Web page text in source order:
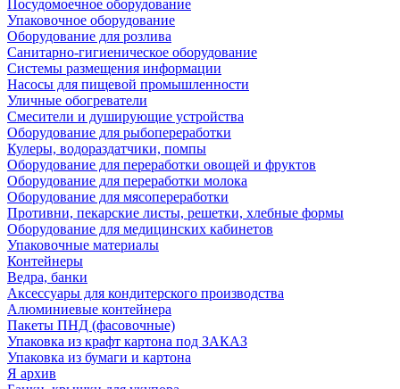
Посудомоечное оборудование
Упаковочное оборудование
Оборудование для розлива
Санитарно-гигиеническое оборудование
Системы размещения информации
Насосы для пищевой промышленности
Уличные обогреватели
Смесители и душирующие устройства
Оборудование для рыбопереработки
Кулеры, водораздатчики, помпы
Оборудование для переработки овощей и фруктов
Оборудование для переработки молока
Оборудование для мясопереработки
Противни, пекарские листы, решетки, хлебные формы
Оборудование для медицинских кабинетов
Упаковочные материалы
Контейнеры
Ведра, банки
Аксессуары для кондитерского производства
Алюминиевые контейнера
Пакеты ПНД (фасовочные)
Упаковка из крафт картона под ЗАКАЗ
Упаковка из бумаги и картона
Я архив